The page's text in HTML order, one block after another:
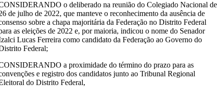
o deliberado na reunião do Colegiado Nacional de
de julho de 2022, que manteve o reconhecimento da ausência de
sobre a chapa majoritária da Federação no Distrito Federal
as eleições de 2022 e, por maioria, indicou o nome do Senador
Lucas Ferreira como candidato da Federação ao Governo do
Federal;
a proximidade do término do prazo para as
e registro dos candidatos junto ao Tribunal Regional
do Distrito Federal,